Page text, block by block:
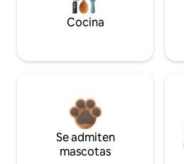
Cocina
Se admiten
mascotas